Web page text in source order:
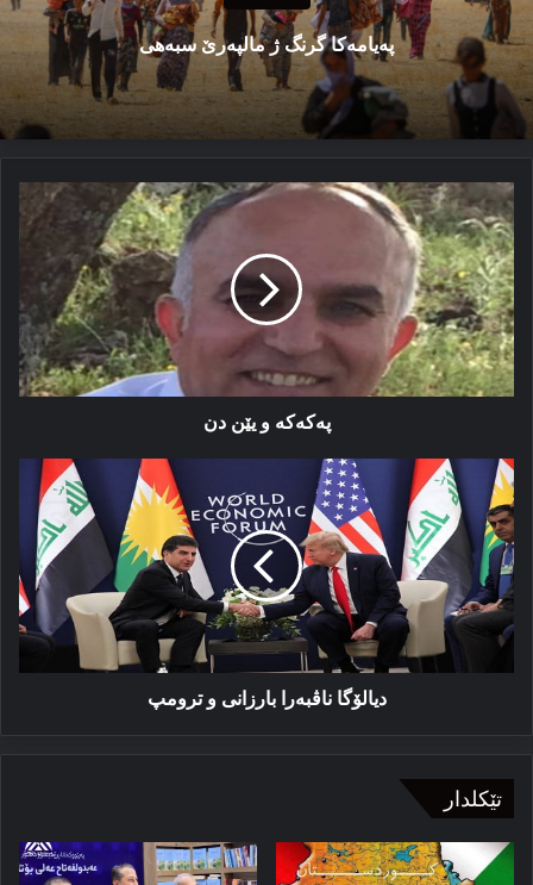
پەیامەكا گرنگ ژ مالپەرێ سبەهی
پەکەکە
و
یێن
دن
پەکەکە و یێن دن
دیالۆگا
ناڤبەرا
بارزانی
و
ترومپ
دیالۆگا ناڤبەرا بارزانی و ترومپ
تێکلدار